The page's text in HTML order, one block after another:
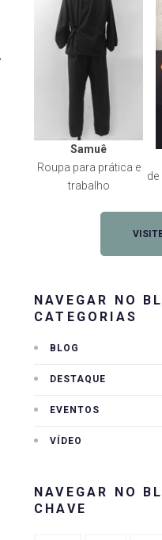
Samuê
Roupa para prática e
trabalho
NAVEGAR NO
CATEGORIAS
BLOG
DESTAQUE
EVENTOS
VÍDEO
NAVEGAR NO
CHAVE